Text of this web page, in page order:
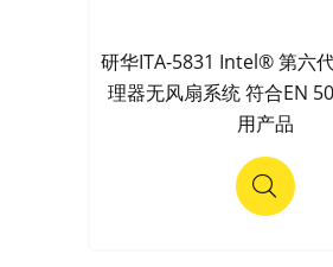
研华ITA-5831 Intel® 第六
理器无风扇系统 符合EN
用产品